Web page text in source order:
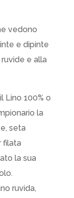
vedono
e dipinte
e alla
Lino 100% o
la
seta
filata
la sua
ruvida,